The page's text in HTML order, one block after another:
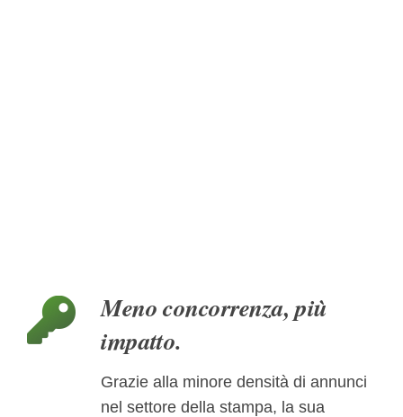
Meno concorrenza, più
impatto.
Grazie alla minore densità di annunci
nel settore della stampa, la sua